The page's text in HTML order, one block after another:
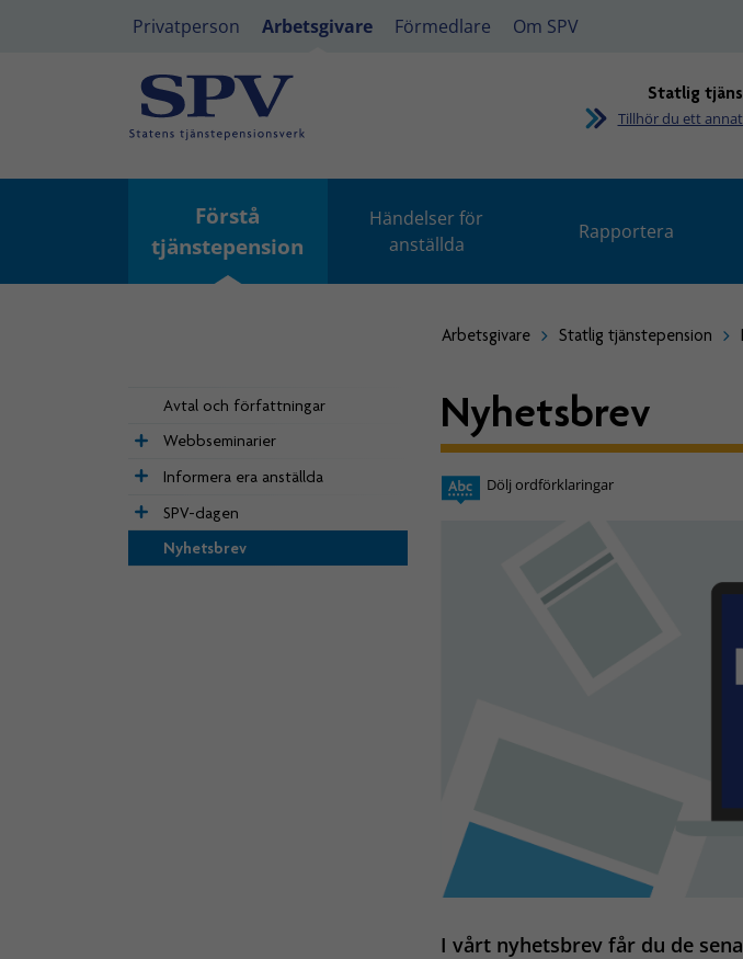
Privatperson Arbetsgivare Förmedlare Om SPV
Statlig
Tillhör du ett
Förstå
tjänstepension
Händelser för
anställda
Rapportera
Arbetsgivare Statlig tjänstepension
Avtal och författningar
Webbseminarier
Informera era anställda
SPV-dagen
Nyhetsbrev
Nyhetsbrev
Dölj ordförklaringar
I vårt nyhetsbrev får du de